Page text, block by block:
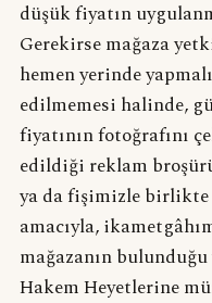
düşük fiyatın
Gerekirse mağaza
hemen yerinde
edilmemesi halinde,
fiyatının fotoğrafını
edildiği reklam
ya da fişimizle birlikte
amacıyla,
mağazanın
Hakem Heyetlerine